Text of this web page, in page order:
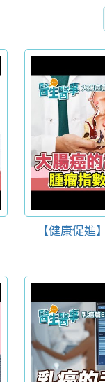
【健康促進